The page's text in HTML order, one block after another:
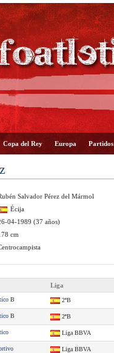
Copa del Rey Europa Partidos
Salvador Pérez del Mármol
Écija
04-1989 (37 años)
cm
Liga
B 2ªB
B 2ªB
Liga BBVA
Liga BBVA